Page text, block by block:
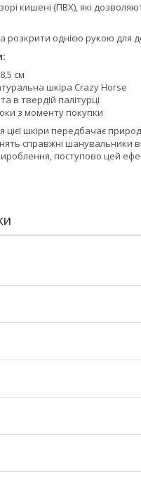
кишені (ПВХ), які
однією рукою для
см
шкіра Crazy Horse
в твердій палітурці
з моменту покупки
шкіри передбачає
справжні шанувальники
поступово цей